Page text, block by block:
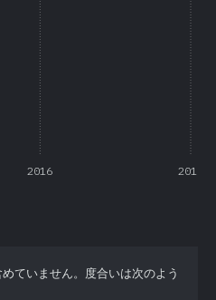
2016 2017
ていません。度合いは次のよう